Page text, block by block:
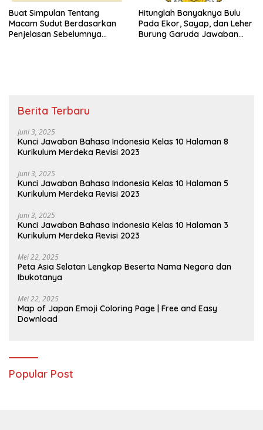
Buat Simpulan Tentang
Macam Sudut Berdasarkan
Penjelasan Sebelumnya
Hitunglah Banyaknya Bulu
Pada Ekor, Sayap, dan Leher
Burung Garuda Jawaban
Berita Terbaru
Juni 3, 2025
Kunci Jawaban Bahasa Indonesia Kelas 10 Halaman 8
Kurikulum Merdeka Revisi 2023
Juni 3, 2025
Kunci Jawaban Bahasa Indonesia Kelas 10 Halaman 5
Kurikulum Merdeka Revisi 2023
Juni 3, 2025
Kunci Jawaban Bahasa Indonesia Kelas 10 Halaman 3
Kurikulum Merdeka Revisi 2023
Mei 22, 2025
Peta Asia Selatan Lengkap Beserta Nama Negara dan
Ibukotanya
Mei 22, 2025
Map of Japan Emoji Coloring Page | Free and Easy
Download
Popular Post